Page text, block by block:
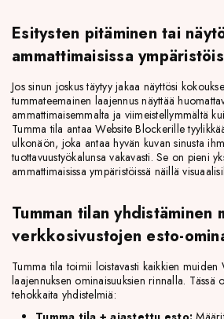
Esitysten pitäminen tai
ammattimaisissa
Jos sinun joskus täytyy jakaa näyttösi
tummateemainen laajennus näyttää
ammattimaisemmalta ja viimeistellymmältä
Tumma tila antaa Website Blockerille
ulkonäön, joka antaa hyvän kuvan sinusta
tuottavuustyökalunsa vakavasti. Se on pieni
ammattimaisissa ympäristöissä näillä
Tumman tilan yhdistäminen
verkkosivustojen esto-
Tumma tila toimii loistavasti kaikkien muiden
laajennuksen ominaisuuksien rinnalla. Tässä
tehokkaita yhdistelmiä: